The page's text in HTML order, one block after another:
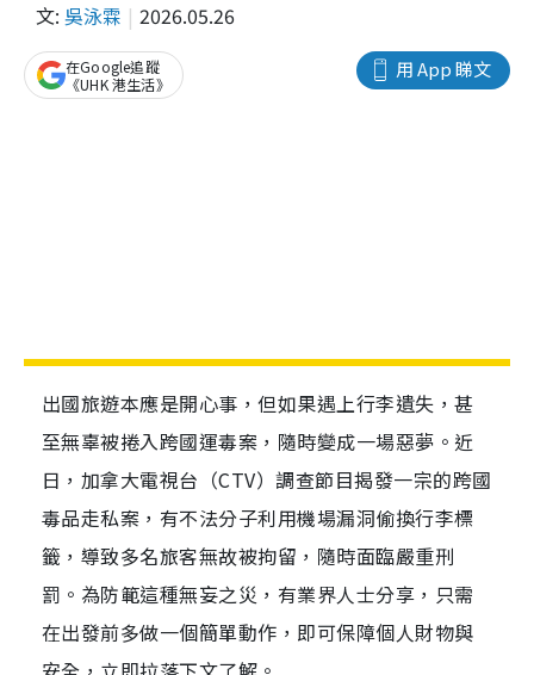
文: 吳泳霖 2026.05.26
用 App 睇文
在Google追蹤
《UHK 港生活》
出國旅遊本應是開心事，但如果遇上行李遺失，甚
至無辜被捲入跨國運毒案，隨時變成一場惡夢。近
日，加拿大電視台（CTV）調查節目揭發一宗的跨國
毒品走私案，有不法分子利用機場漏洞偷換行李標
籤，導致多名旅客無故被拘留，隨時面臨嚴重刑
罰。為防範這種無妄之災，有業界人士分享，只需
在出發前多做一個簡單動作，即可保障個人財物與